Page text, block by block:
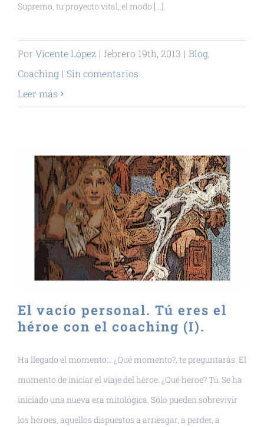
Supremo, tu proyecto vital, el modo [...]
Por Vicente López | febrero 19th, 2013 | Blog,
Coaching | Sin comentarios
Leer más
El vacío personal. Tú eres el
héroe con el coaching (I).
Ha llegado el momento… ¿Qué momento?, te preguntarás. El
momento de iniciar el viaje del héroe. ¿Qué héroe? Tú. Se ha
iniciado una nueva era mitológica. Sólo pueden sobrevivir
los héroes, aquellos dispuestos a arriesgar, a perder, a